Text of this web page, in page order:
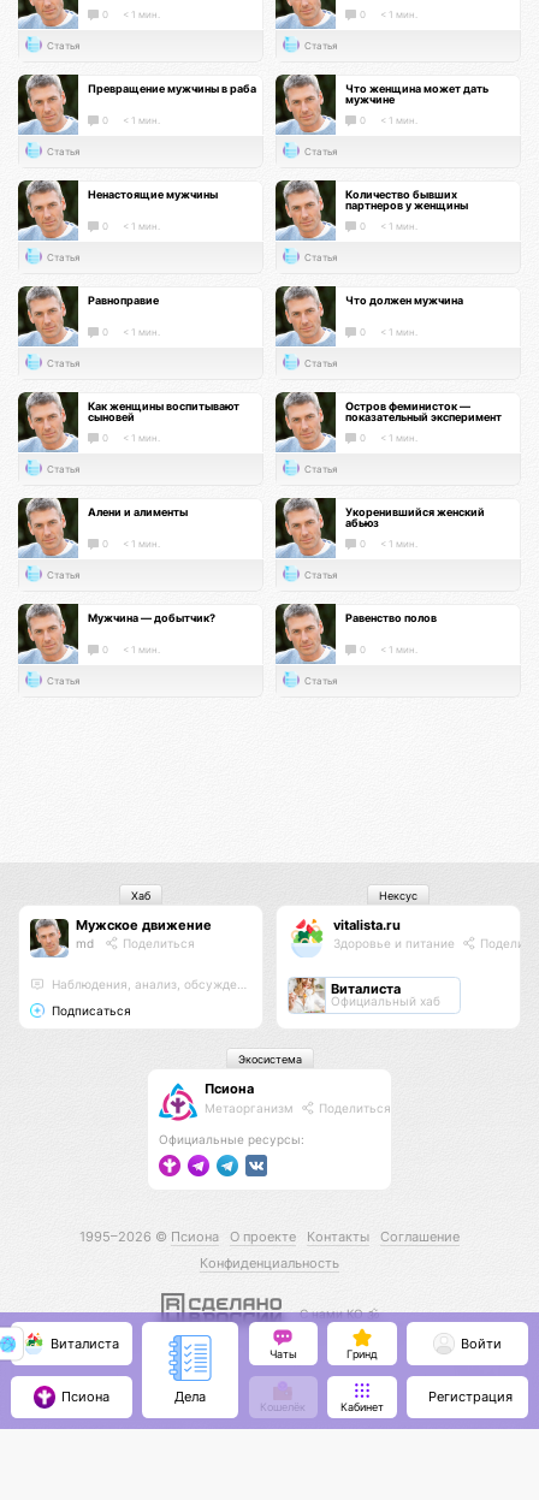
0 < 1 мин.
Статья
0 < 1 мин.
Статья
Превращение мужчины в раба
0 < 1 мин.
Статья
Что женщина может дать
мужчине
0 < 1 мин.
Статья
Ненастоящие мужчины
0 < 1 мин.
Статья
Количество бывших
партнеров у женщины
0 < 1 мин.
Статья
Равноправие
0 < 1 мин.
Статья
Что должен мужчина
0 < 1 мин.
Статья
Как женщины воспитывают
сыновей
0 < 1 мин.
Статья
Остров феминисток —
показательный эксперимент
0 < 1 мин.
Статья
Алени и алименты
0 < 1 мин.
Статья
Укоренившийся женский
абьюз
0 < 1 мин.
Статья
Мужчина — добытчик?
0 < 1 мин.
Статья
Равенство полов
0 < 1 мин.
Статья
Мужское движение
md Поделиться
Наблюдения, анализ, обсуждения
Подписаться
Хаб
vitalista.ru
Здоровье и питание
Виталиста
Официальный хаб
Нексус
Псиона
Метаорганизм Поделиться
Официальные ресурсы:
Экосистема
1995–2026 © Псиона О проекте Контакты
Соглашение
Конфиденциальность
С нами КО 🕉️
Виталиста
Псиона Дела
Чаты Гринд
Кошелёк Кабинет
Войти
Регистрация